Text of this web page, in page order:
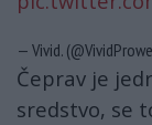
— Vivid.
Čeprav je
sredstvo, se